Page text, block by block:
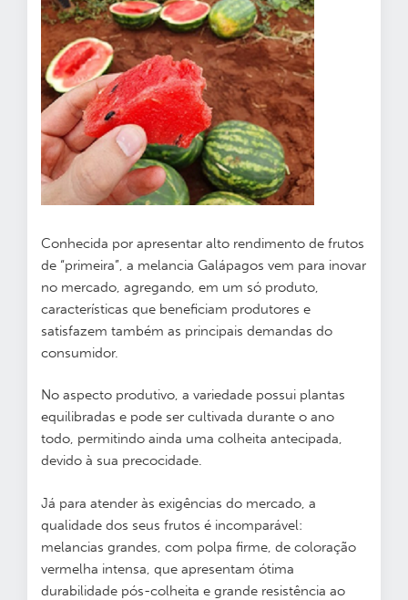
Conhecida por apresentar alto rendimento de frutos
de “primeira”, a melancia Galápagos vem para inovar
no mercado, agregando, em um só produto,
características que beneficiam produtores e
satisfazem também as principais demandas do
consumidor.
No aspecto produtivo, a variedade possui plantas
equilibradas e pode ser cultivada durante o ano
todo, permitindo ainda uma colheita antecipada,
devido à sua precocidade.
Já para atender às exigências do mercado, a
qualidade dos seus frutos é incomparável:
melancias grandes, com polpa firme, de coloração
vermelha intensa, que apresentam ótima
durabilidade pós-colheita e grande resistência ao